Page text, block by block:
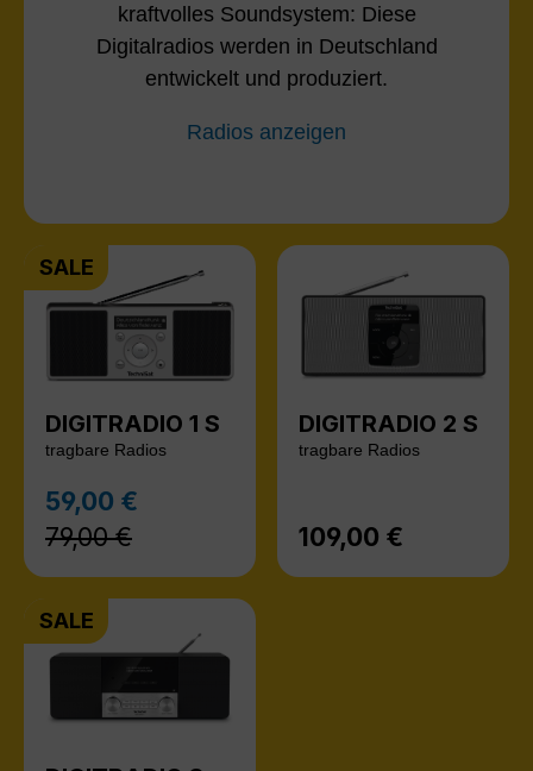
kraftvolles Soundsystem: Diese
Digitalradios werden in Deutschland
entwickelt und produziert.
Radios anzeigen
SALE
DIGITRADIO 1 S
tragbare Radios
Verkaufspreis:
59,00 €
79,00 €
DIGITRADIO 2 S
tragbare Radios
Regulärer Preis:
109,00 €
SALE